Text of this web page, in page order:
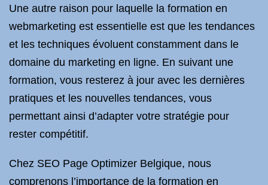
Une autre raison pour laquelle la formation en
webmarketing est essentielle est que les tendances
et les techniques évoluent constamment dans le
domaine du marketing en ligne. En suivant une
formation, vous resterez à jour avec les dernières
pratiques et les nouvelles tendances, vous
permettant ainsi d’adapter votre stratégie pour
rester compétitif.
Chez SEO Page Optimizer Belgique, nous
comprenons l’importance de la formation en